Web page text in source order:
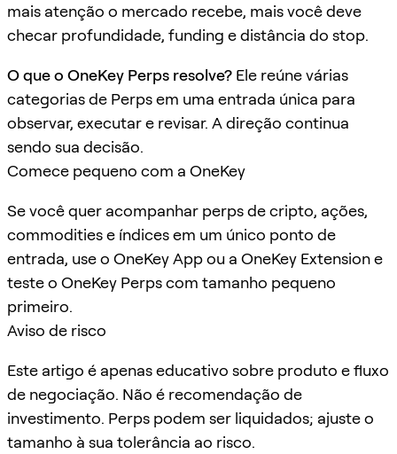
mais atenção o mercado recebe, mais você deve
checar profundidade, funding e distância do stop.
O que o OneKey Perps resolve? Ele reúne várias
categorias de Perps em uma entrada única para
observar, executar e revisar. A direção continua
sendo sua decisão.
Comece pequeno com a OneKey
Se você quer acompanhar perps de cripto, ações,
commodities e índices em um único ponto de
entrada, use o OneKey App ou a OneKey Extension e
teste o OneKey Perps com tamanho pequeno
primeiro.
Aviso de risco
Este artigo é apenas educativo sobre produto e fluxo
de negociação. Não é recomendação de
investimento. Perps podem ser liquidados; ajuste o
tamanho à sua tolerância ao risco.